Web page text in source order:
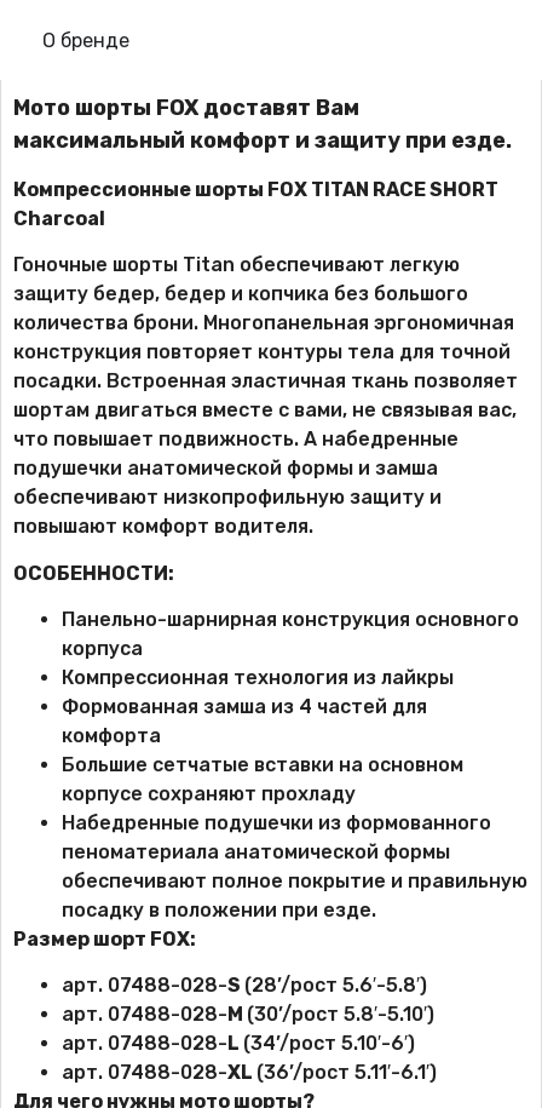
Мото шорты FOX доставят Вам
максимальный комфорт и защиту при езде.
Компрессионные шорты FOX TITAN RACE SHORT
Charcoal
Гоночные шорты Titan обеспечивают легкую
защиту бедер, бедер и копчика без большого
количества брони. Многопанельная эргономичная
конструкция повторяет контуры тела для точной
посадки. Встроенная эластичная ткань позволяет
шортам двигаться вместе с вами, не связывая вас,
что повышает подвижность. А набедренные
подушечки анатомической формы и замша
обеспечивают низкопрофильную защиту и
повышают комфорт водителя.
ОСОБЕННОСТИ:
Панельно-шарнирная конструкция основного
корпуса
Компрессионная технология из лайкры
Формованная замша из 4 частей для
комфорта
Большие сетчатые вставки на основном
корпусе сохраняют прохладу
Набедренные подушечки из формованного
пеноматериала анатомической формы
обеспечивают полное покрытие и правильную
посадку в положении при езде.
Размер шорт FOX:
арт. 07488-028-S (28’/рост 5.6′-5.8′)
арт. 07488-028- M (30’/рост 5.8′-5.10′)
арт. 07488-028- L (34’/рост 5.10′-6′)
арт. 07488-028-XL (36’/рост 5.11′-6.1′)
Для чего нужны мото шорты?
О бренде